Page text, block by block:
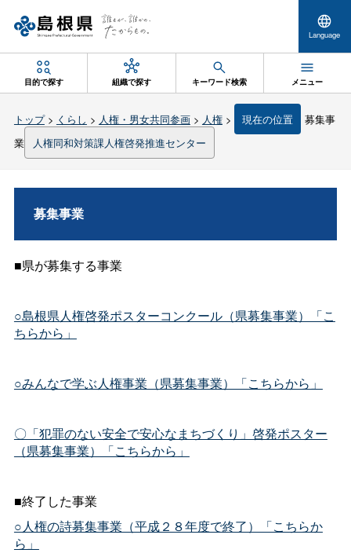
Language
目的で探す 組織で探す キーワード検索 メニュー
トップ> くらし > 人権・男女共同参画> 人権> 現在の位置
募集事
業
人権同和対策課人権啓発推進センター
募集事業
■県が募集する事業
○島根県人権啓発ポスターコンクール（県募集事業）「こ
ちらから」
○みんなで学ぶ人権事業（県募集事業）「こちらから」
〇「犯罪のない安全で安心なまちづくり」啓発ポスター
（県募集事業）「こちらから」
■終了した事業
○人権の詩募集事業（平成２８年度で終了）「こちらか
ら」